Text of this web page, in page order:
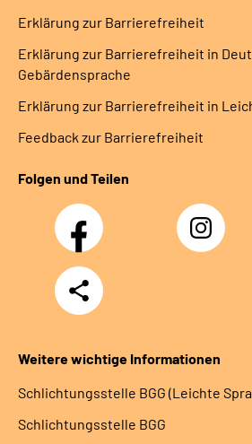
Erklärung zur Barrierefreiheit
Erklärung zur Barrierefreiheit in
Gebärdensprache
Erklärung zur Barrierefreiheit in
Feedback zur Barrierefreiheit
Folgen und Teilen
Facebook Instagram
Teilen
Weitere wichtige Informationen
Schlich­tungs­stel­le BGG (Leichte
Schlich­tungs­stel­le BGG